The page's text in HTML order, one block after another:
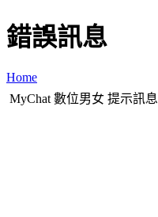
錯誤訊息
Home
MyChat 數位男女 提示訊息